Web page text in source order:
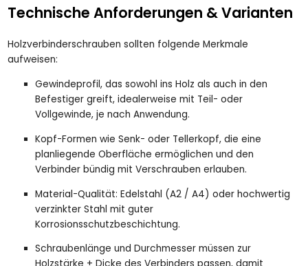
Technische Anforderungen & Varianten
Holzverbinderschrauben sollten folgende Merkmale
aufweisen:
Gewindeprofil, das sowohl ins Holz als auch in den
Befestiger greift, idealerweise mit Teil- oder
Vollgewinde, je nach Anwendung.
Kopf-Formen wie Senk- oder Tellerkopf, die eine
planliegende Oberfläche ermöglichen und den
Verbinder bündig mit Verschrauben erlauben.
Material-Qualität: Edelstahl (A2 / A4) oder hochwertig
verzinkter Stahl mit guter
Korrosionsschutzbeschichtung.
Schraubenlänge und Durchmesser müssen zur